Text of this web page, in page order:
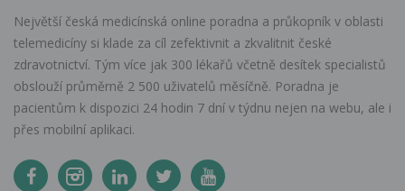
Největší česká medicínská online poradna a průkopník v oblasti
telemedicíny si klade za cíl zefektivnit a zkvalitnit české
zdravotnictví. Tým více jak 300 lékařů včetně desítek specialistů
obslouží průměrně 2 500 uživatelů měsíčně. Poradna je
pacientům k dispozici 24 hodin 7 dní v týdnu nejen na webu, ale i
přes mobilní aplikaci.